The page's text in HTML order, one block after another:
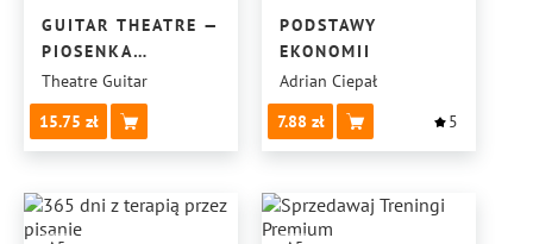
GUITAR THEATRE —
PIOSENKA
AUTORSKA
NA GITARĘ
Theatre Guitar
15.75
PODSTAWY
EKONOMII
Adrian Ciepał
7.88
5